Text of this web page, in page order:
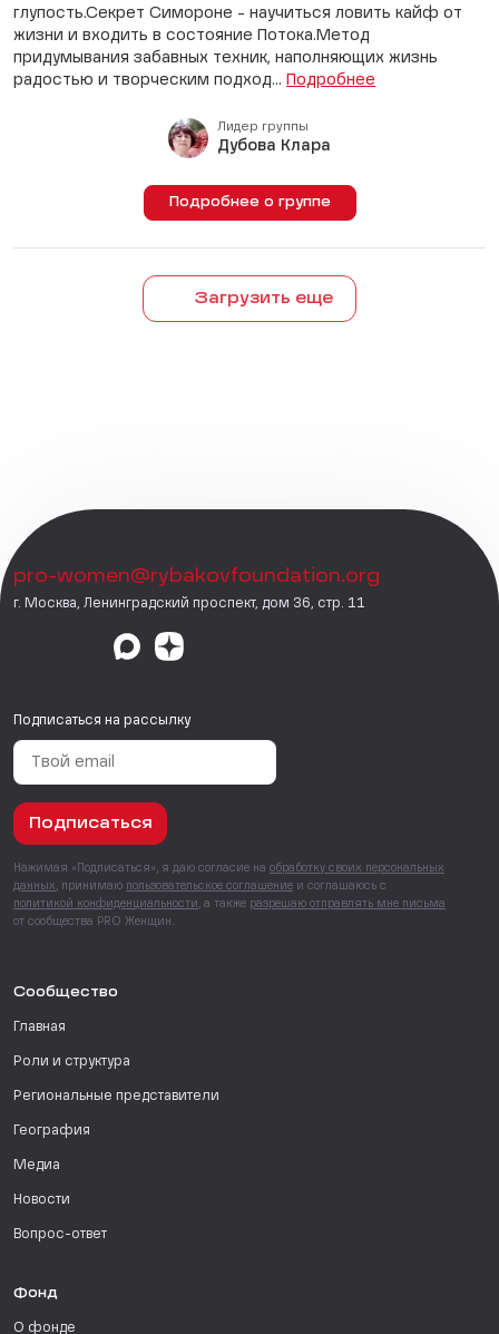
глупость.Секрет Симороне - научиться ловить кайф от
жизни и входить в состояние Потока.Метод
придумывания забавных техник, наполняющих жизнь
радостью и творческим подход... Подробнее
Лидер группы
Дубова Клара
Подробнее о группе
Загрузить еще
pro-women@rybakovfoundation.org
г. Москва, Ленинградский проспект, дом 36, стр. 11
Подписаться на рассылку
Подписаться
Нажимая «Подписаться», я даю согласие на обработку своих персональных
данных , принимаю пользовательское соглашение и соглашаюсь с
политикой конфиденциальности , а также разрешаю отправлять мне письма
от сообщества PRO Женщин.
Сообщество
Главная
Роли и структура
Региональные представители
География
Медиа
Новости
Вопрос-ответ
Фонд
О фонде